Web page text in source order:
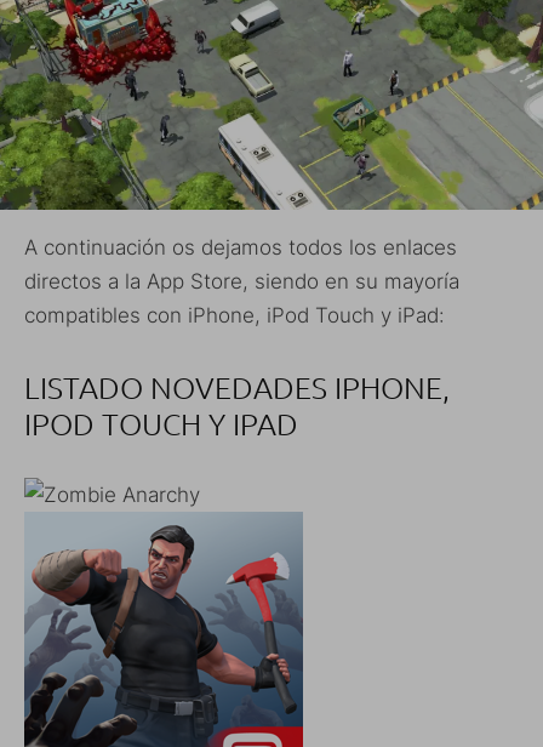
A continuación os dejamos todos los enlaces
directos a la App Store, siendo en su mayoría
compatibles con iPhone, iPod Touch y iPad:
LISTADO NOVEDADES IPHONE,
IPOD TOUCH Y IPAD